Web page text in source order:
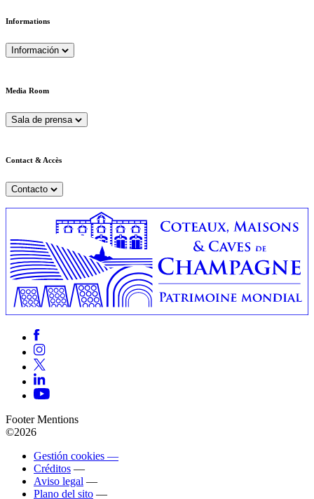
Informations
Información
Media Room
Sala de prensa
Contact & Accès
Contacto
Footer Mentions
©2026
Gestión cookies —
Créditos —
Aviso legal —
Plano del sito —